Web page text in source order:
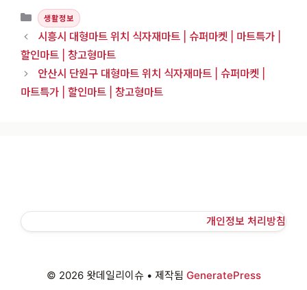
카테고리
생활정보
시흥시 대형마트 위치 식자재마트 | 슈퍼마켓 | 마트특가 |
할인마트 | 창고형마트
안산시 단원구 대형마트 위치 식자재마트 | 슈퍼마켓 |
마트특가 | 할인마트 | 창고형마트
개인정보 처리방침
© 2026 왓데일리이슈 • 제작됨 GeneratePress